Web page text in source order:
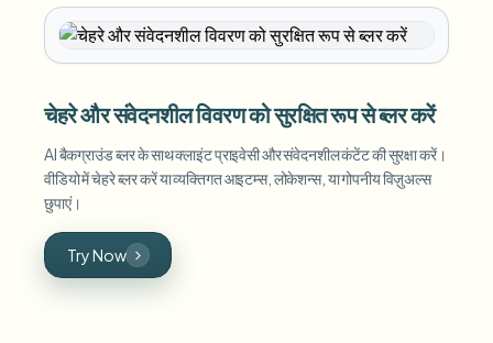
चेहरे और संवेदनशील विवरण को सुरक्षित रूप से ब्लर करें
AI बैकग्राउंड ब्लर के साथ क्लाइंट प्राइवेसी और संवेदनशील कंटेंट की सुरक्षा करें।
वीडियो में चेहरे ब्लर करें या व्यक्तिगत आइटम्स, लोकेशन्स, या गोपनीय विज़ुअल्स
छुपाएं।
Try Now